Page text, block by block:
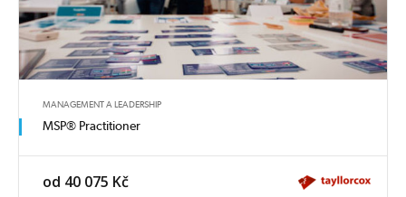
MANAGEMENT A LEADERSHIP
MSP® Practitioner
od 40 075 Kč